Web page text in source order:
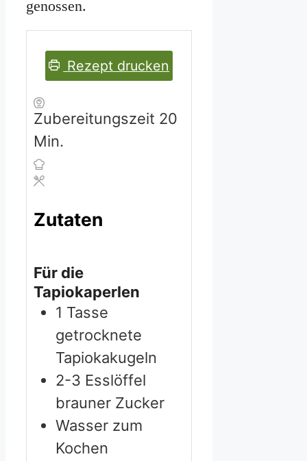
genossen.
Rezept drucken
Zubereitungszeit 20
Min.
Zutaten
Für die
Tapiokaperlen
1 Tasse
getrocknete
Tapiokakugeln
2-3 Esslöffel
brauner Zucker
Wasser zum
Kochen